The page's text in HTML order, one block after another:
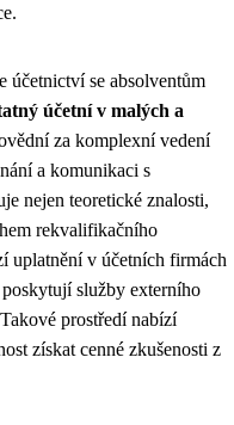
účetnictví se absolventům
účetní v malých a
za komplexní vedení
a komunikaci s
nejen teoretické znalosti,
rekvalifikačního
uplatnění v účetních firmách
služby externího
prostředí nabízí
získat cenné zkušenosti z